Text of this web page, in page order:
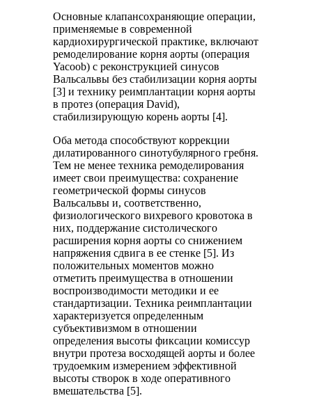
Основные клапансохраняющие операции,
применяемые в современной
кардиохирургической практике, включают
ремоделирование корня аорты (операция
Yacoob) с реконструкцией синусов
Вальсальвы без стабилизации корня аорты
[3] и технику реимплантации корня аорты
в протез (операция David),
стабилизирующую корень аорты [4].
Оба метода способствуют коррекции
дилатированного синотубулярного гребня.
Тем не менее техника ремоделирования
имеет свои преимущества: сохранение
геометрической формы синусов
Вальсальвы и, соответственно,
физиологического вихревого кровотока в
них, поддержание систолического
расширения корня аорты со снижением
напряжения сдвига в ее стенке [5]. Из
положительных моментов можно
отметить преимущества в отношении
воспроизводимости методики и ее
стандартизации. Техника реимплантации
характеризуется определенным
субъективизмом в отношении
определения высоты фиксации комиссур
внутри протеза восходящей аорты и более
трудоемким измерением эффективной
высоты створок в ходе оперативного
вмешательства [5].